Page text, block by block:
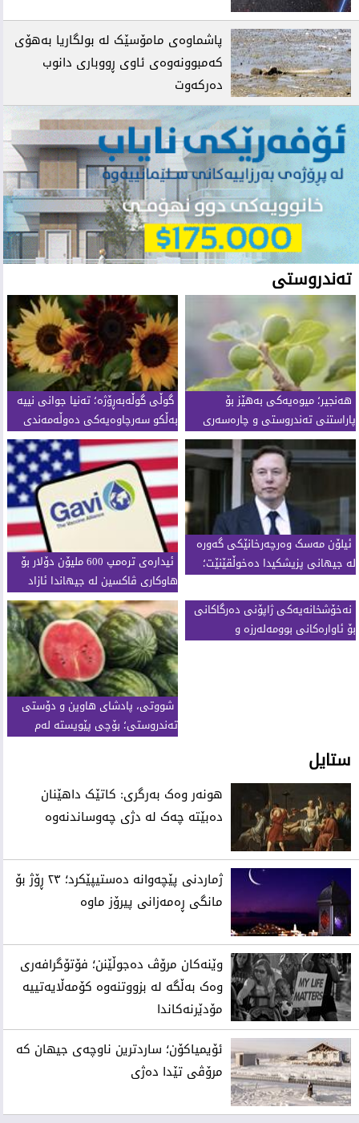
پاشماوەی مامۆسێک لە بولگاریا بەهۆی
کەمبوونەوەی ئاوی ڕووباری دانوب
دەرکەوت
تەندروستی
هەنجیر؛ میوەیەکی بەهێز بۆ
پاراستنی تەندروستی و چارەسەری
سروشتی
گوڵی گوڵەبەڕۆژە؛ تەنیا جوانی نییە
بەڵکو سەرچاوەیەکی دەوڵەمەندی
تەندروستییە
ئیلۆن مەسک وەرچەرخانێکی گەورە
لە جیهانی پزیشکیدا دەخوڵقێنێت؛
ئیدارەی ترەمپ 600 ملیۆن دۆلار بۆ
هاوکاری ڤاکسین لە جیهاندا ئازاد
دەکات
نەخۆشخانەیەکی ژاپۆنی دەرگاکانی
بۆ ئاوارەکانی بوومەلەرزە و
شووتی، پادشای هاوین و دۆستی
تەندروستی؛ بۆچی پێویستە لەم
ستایل
هونەر وەک بەرگری: کاتێک داهێنان
دەبێتە چەک لە دژی چەوساندنەوە
ژماردنی پێچەوانە دەستیپێکرد؛ ٢٣ ڕۆژ بۆ
مانگی ڕەمەزانی پیرۆز ماوە
وێنەکان مرۆڤ دەجوڵێنن؛ فۆتۆگرافەری
وەک بەڵگە لە بزووتنەوە کۆمەڵایەتییە
مۆدێرنەکاندا
ئۆیمیاکۆن؛ ساردترین ناوچەی جیهان کە
مرۆڤی تێدا دەژی